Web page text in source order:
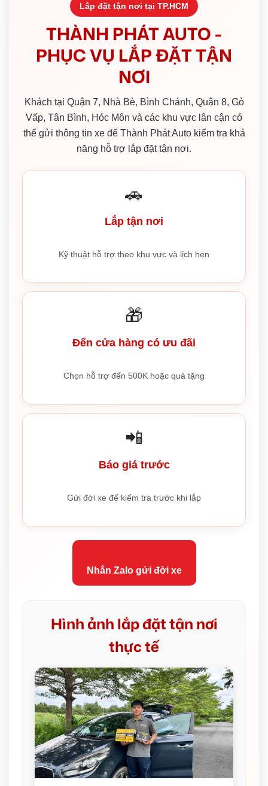
Lắp đặt tận nơi tại TP.HCM
THÀNH PHÁT AUTO -
PHỤC VỤ LẮP ĐẶT TẬN
NƠI
Khách tại Quận 7, Nhà Bè, Bình Chánh, Quận 8, Gò
Vấp, Tân Bình, Hóc Môn và các khu vực lân cận có
thể gửi thông tin xe để Thành Phát Auto kiểm tra khả
năng hỗ trợ lắp đặt tận nơi.
🚗
Lắp tận nơi
Kỹ thuật hỗ trợ theo khu vực và lịch hẹn
🎁
Đến cửa hàng có ưu đãi
Chọn hỗ trợ đến 500K hoặc quà tặng
📲
Báo giá trước
Gửi đời xe để kiểm tra trước khi lắp
Nhắn Zalo gửi đời xe
Hình ảnh lắp đặt tận nơi
thực tế